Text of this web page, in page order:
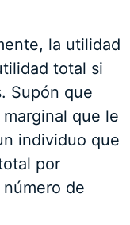
la utilidad
total si
Supón que
que le
individuo que
por
de